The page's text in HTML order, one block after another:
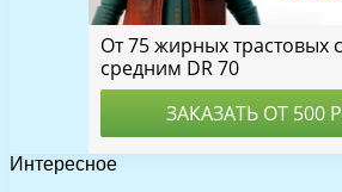
Интересное